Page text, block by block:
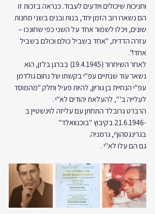
וחניכות שיכולים ויודעים לעבוד. כנראה בזכות זו
הם נשארו רוב הזמן יחד, בנות ובנים בשני מחנות
שונים, ויכלו לשמור אחד על השני כפי שחונכו –
עזרה הדדית, "אחד בשביל כולם וכולם בשביל
אחד!".
לאחר השיחרור (19.4.1945) בברגן בלזן, הוא
נשאר עוד שנתיים עפ"י בקשתו של נחום גולדמן
עפ"י הנחיית בן גוריון, להיות פעיל וחלק "מהמוסד
לעלייה ב' ", להעלאת יהודים לא"י .
הרברט גרובלד התחתן עם עליזה לוינשטיין ב
-21.6.1946 בקיבוץ "בוכנוואלד"
בגרינגסהוף, גרמניה.
גם הם עלו לא"י .